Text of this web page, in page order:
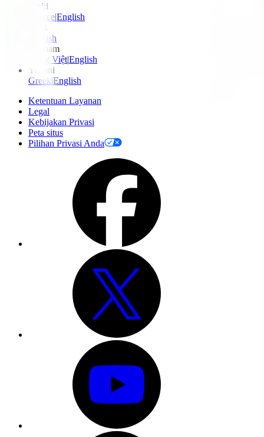
Turki
Türkçe|English
English
Vietnam
Tiếng Việt|English
Yunani
Greek|English
Ketentuan Layanan
Legal
Kebijakan Privasi
Peta situs
Pilihan Privasi Anda